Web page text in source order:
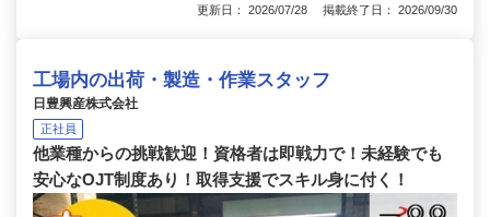
更新日： 2026/07/28 掲載終了日： 2026/09/30
工場内の出荷・製造・作業スタッフ
日豊興産株式会社
正社員
他業種からの挑戦歓迎！資格者は即戦力で！未経験でも
安心なOJT制度あり！取得支援でスキル身に付く！